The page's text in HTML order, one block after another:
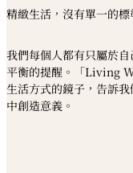
精緻生活，沒有單一的標
我們每個人都有只屬於
平衡的提醒。「Living
生活方式的鏡子，告訴
中創造意義。